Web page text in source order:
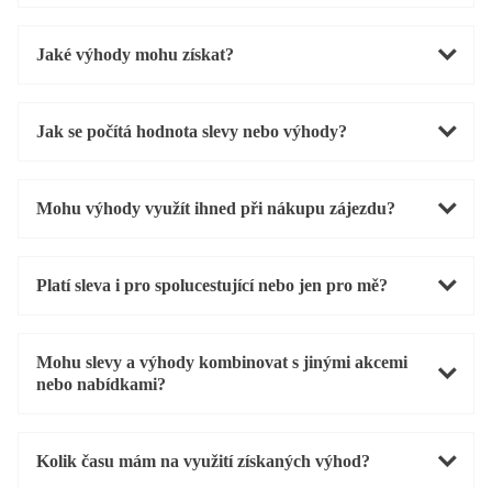
Jaké výhody mohu získat?
Jak se počítá hodnota slevy nebo výhody?
Mohu výhody využít ihned při nákupu zájezdu?
Platí sleva i pro spolucestující nebo jen pro mě?
Mohu slevy a výhody kombinovat s jinými akcemi
nebo nabídkami?
Kolik času mám na využití získaných výhod?